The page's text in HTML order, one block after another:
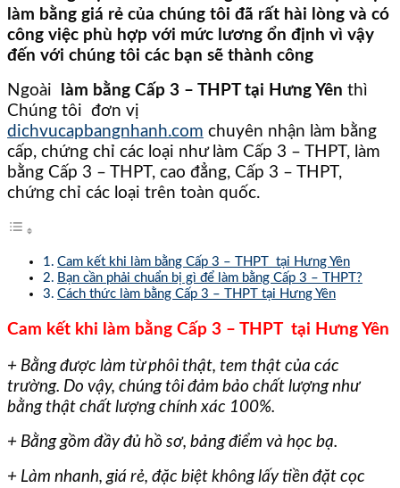
làm bằng giá rẻ của chúng tôi đã rất hài lòng và có
công việc phù hợp với mức lương ổn định vì vậy
đến với chúng tôi các bạn sẽ thành công
Ngoài làm bằng Cấp 3 – THPT tại Hưng Yên thì
Chúng tôi đơn vị
dichvucapbangnhanh.com chuyên nhận làm bằng
cấp, chứng chỉ các loại như làm Cấp 3 – THPT, làm
bằng Cấp 3 – THPT, cao đẳng, Cấp 3 – THPT,
chứng chỉ các loại trên toàn quốc.
Cam kết khi làm bằng Cấp 3 – THPT tại Hưng Yên
Bạn cần phải chuẩn bị gì để làm bằng Cấp 3 – THPT?
Cách thức làm bằng Cấp 3 – THPT tại Hưng Yên
Cam kết khi làm bằng Cấp 3 – THPT tại Hưng Yên
+ Bằng được làm từ phôi thật, tem thật của các
trường. Do vậy, chúng tôi đảm bảo chất lượng như
bằng thật chất lượng chính xác 100%.
+ Bằng gồm đầy đủ hồ sơ, bảng điểm và học bạ.
+ Làm nhanh, giá rẻ, đặc biệt không lấy tiền đặt cọc